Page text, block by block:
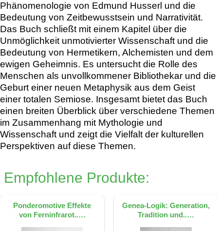
Phänomenologie von Edmund Husserl und die
Bedeutung von Zeitbewusstsein und Narrativität.
Das Buch schließt mit einem Kapitel über die
Unmöglichkeit unmotivierter Wissenschaft und die
Bedeutung von Hermetikern, Alchemisten und dem
ewigen Geheimnis. Es untersucht die Rolle des
Menschen als unvollkommener Bibliothekar und die
Geburt einer neuen Metaphysik aus dem Geist
einer totalen Semiose. Insgesamt bietet das Buch
einen breiten Überblick über verschiedene Themen
im Zusammenhang mit Mythologie und
Wissenschaft und zeigt die Vielfalt der kulturellen
Perspektiven auf diese Themen.
Empfohlene Produkte:
Ponderomotive Effekte
von Ferninfrarot..…
Genea-Logik: Generation,
Tradition und..…